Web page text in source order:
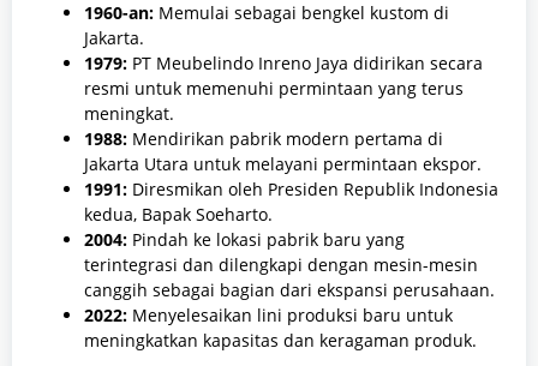
1960-an: Memulai sebagai bengkel kustom di
Jakarta.
1979: PT Meubelindo Inreno Jaya didirikan secara
resmi untuk memenuhi permintaan yang terus
meningkat.
1988: Mendirikan pabrik modern pertama di
Jakarta Utara untuk melayani permintaan ekspor.
1991: Diresmikan oleh Presiden Republik Indonesia
kedua, Bapak Soeharto.
2004: Pindah ke lokasi pabrik baru yang
terintegrasi dan dilengkapi dengan mesin-mesin
canggih sebagai bagian dari ekspansi perusahaan.
2022: Menyelesaikan lini produksi baru untuk
meningkatkan kapasitas dan keragaman produk.